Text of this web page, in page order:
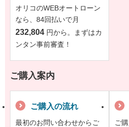
オリコのWEBオートローン
なら、84回払いで月
232,804 円から。まずはカ
ンタン事前審査！
ご購入案内
ご購入の流れ
最初のお問い合わせからご
ご